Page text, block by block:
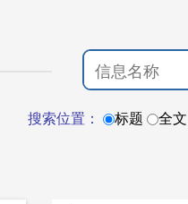
搜索位置： 标题 全文